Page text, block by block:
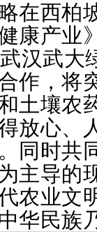
在西柏
康产业
武汉武大
作，将
土壤农
放心、
同时共
主导的
农业文
华民族